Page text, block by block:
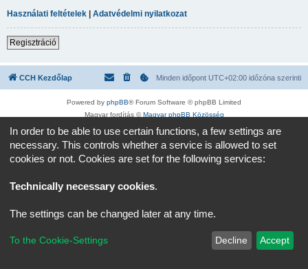
Használati feltételek | Adatvédelmi nyilatkozat
Regisztráció
CCH Kezdőlap Minden időpont UTC+02:00 időzóna szerinti
Powered by phpBB® Forum Software © phpBB Limited
Magyar fordítás ©Magyar phpBB Közösség
Adatvédelmi nyilatkozat | Használati feltételek
In order to be able to use certain functions, a few settings are
necessary. This controls whether a service is allowed to set
cookies or not. Cookies are set for the following services:
Technically necessary cookies.
The settings can be changed later at any time.
To the Cookie-Settings Decline Accept